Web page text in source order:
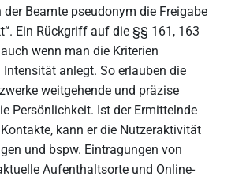
der Beamte pseudonym die Freigabe
Ein Rückgriff auf die §§ 161, 163
wenn man die Kriterien
anlegt. So erlauben die
weitgehende und präzise
Persönlichkeit. Ist der Ermittelnde
kann er die Nutzeraktivität
und bspw. Eintragungen von
Aufenthaltsorte und Online-